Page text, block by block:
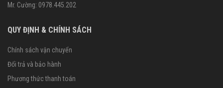
Mr. Cường: 0978.445.202
QUY ĐỊNH & CHÍNH SÁCH
Chính sách vận chuyển
Đổi trả và bảo hành
Phương thức thanh toán